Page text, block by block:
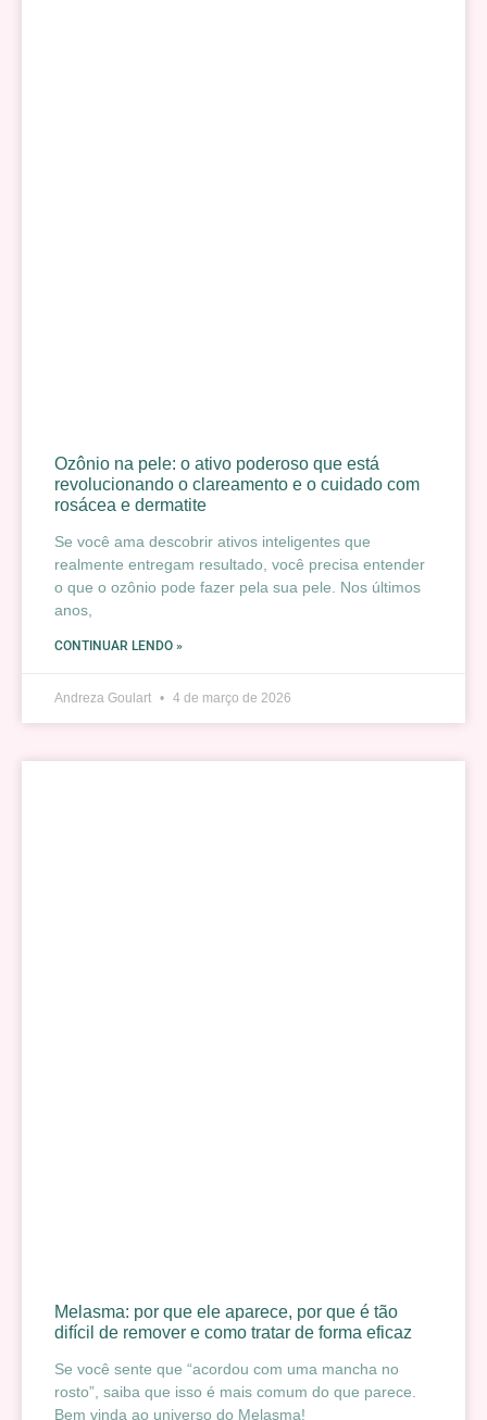
Ozônio na pele: o ativo poderoso que está
revolucionando o clareamento e o cuidado com
rosácea e dermatite
Se você ama descobrir ativos inteligentes que
realmente entregam resultado, você precisa entender
o que o ozônio pode fazer pela sua pele. Nos últimos
anos,
CONTINUAR LENDO »
Andreza Goulart 4 de março de 2026
Melasma: por que ele aparece, por que é tão
difícil de remover e como tratar de forma eficaz
Se você sente que “acordou com uma mancha no
rosto”, saiba que isso é mais comum do que parece.
Bem vinda ao universo do Melasma!